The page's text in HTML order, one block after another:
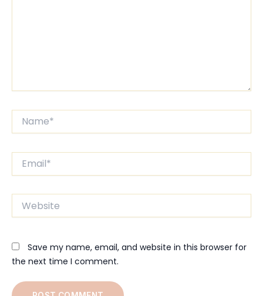
Website
Save my name, email, and website in this browser for
the next time I comment.